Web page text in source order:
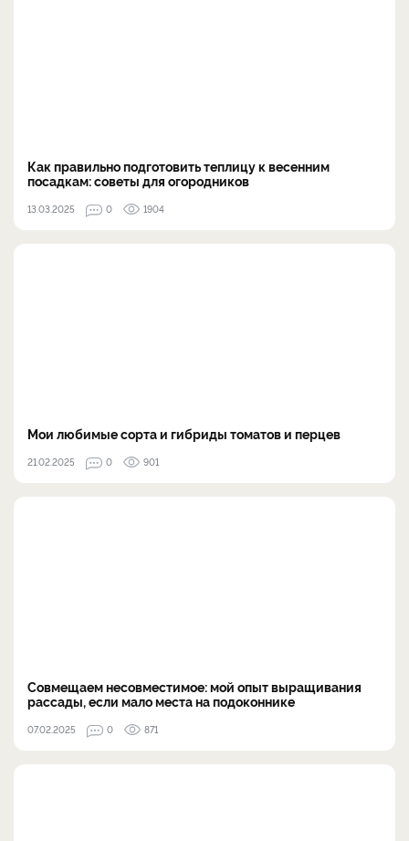
Как правильно подготовить теплицу к весенним
посадкам: советы для огородников
13.03.2025 0 1904
Мои любимые сорта и гибриды томатов и перцев
21.02.2025 0 901
Совмещаем несовместимое: мой опыт выращивания
рассады, если мало места на подоконнике
07.02.2025 0 871